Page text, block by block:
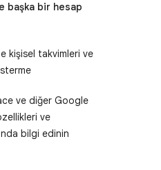
başka bir hesap
kişisel takvimleri ve
ve diğer Google
ve
bilgi edinin